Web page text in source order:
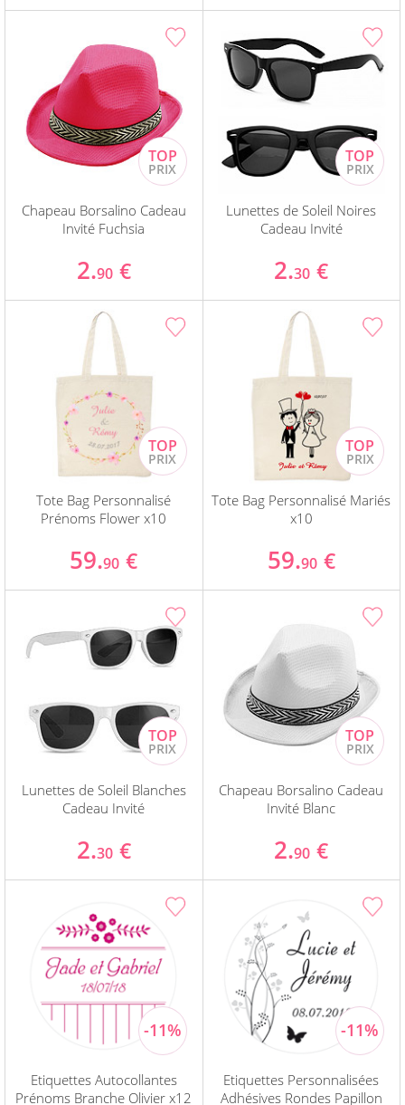
Chapeau Borsalino Cadeau
Invité Fuchsia
2.90 €
Lunettes de Soleil Noires
Cadeau Invité
2.30 €
Tote Bag Personnalisé
Prénoms Flower x10
59.90 €
Tote Bag Personnalisé Mariés
x10
59.90 €
Lunettes de Soleil Blanches
Cadeau Invité
2.30 €
Chapeau Borsalino Cadeau
Invité Blanc
2.90 €
Etiquettes Autocollantes
Prénoms Branche Olivier x12
Etiquettes Personnalisées
Adhésives Rondes Papillon